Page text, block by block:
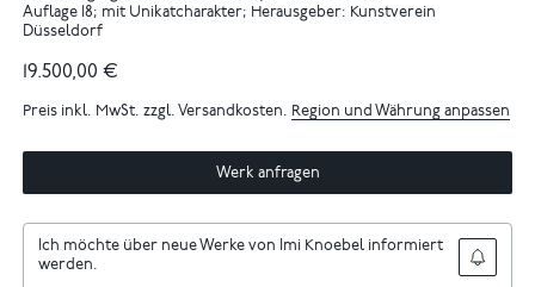
Auflage 18; mit Unikatcharakter; Herausgeber: Kunstverein
Düsseldorf
19.500,00 €
Preis inkl. MwSt. zzgl. Versandkosten. Region und Währung anpassen
Werk anfragen
Ich möchte über neue Werke von Imi Knoebel informiert
werden.